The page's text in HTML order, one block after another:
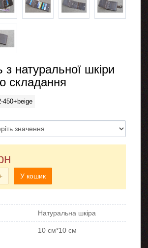
натуральної шкіри
складання
450+beige
У кошик
Натуральна шкіра
10 см*10 см